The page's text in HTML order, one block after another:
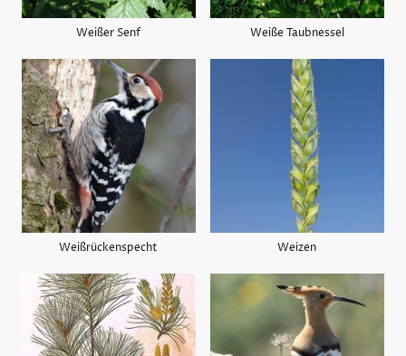
Weißer Senf Weiße Taubnessel
Weißrückenspecht Weizen